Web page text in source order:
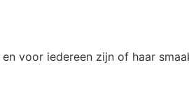
voor iedereen zijn of haar